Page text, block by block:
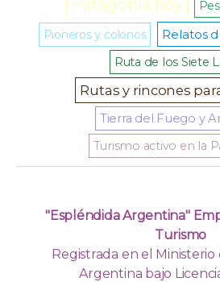
Pioneros y colonos
Relatos
Ruta de los Siete
Rutas y rincones
Tierra del Fuego y
Turismo activo en la
"Espléndida Argentina"
Turismo
Registrada en el
Argentina bajo